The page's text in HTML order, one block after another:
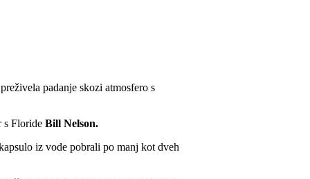
padanje skozi atmosfero s
s Floride Bill Nelson.
iz vode pobrali po manj kot dveh